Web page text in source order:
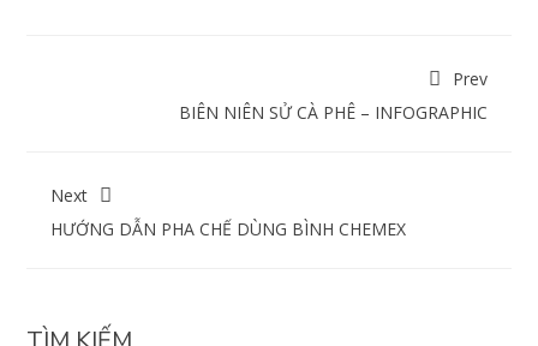
Prev
BIÊN NIÊN SỬ CÀ PHÊ – INFOGRAPHIC
Next
HƯỚNG DẪN PHA CHẾ DÙNG BÌNH CHEMEX